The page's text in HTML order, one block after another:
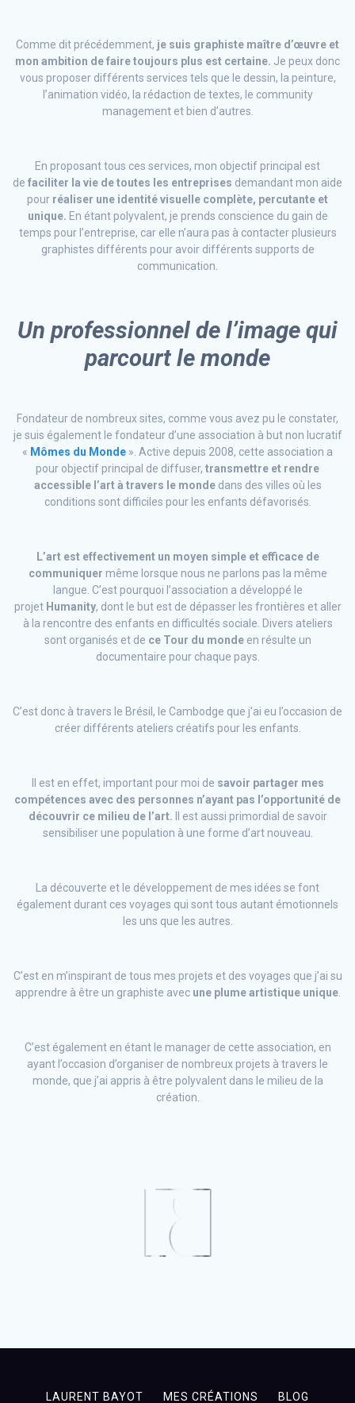
Comme dit précédemment, je suis graphiste maître d’œuvre et
mon ambition de faire toujours plus est certaine. Je peux donc
vous proposer différents services tels que le dessin, la peinture,
l’animation vidéo, la rédaction de textes, le community
management et bien d’autres.
En proposant tous ces services, mon objectif principal est
de faciliter la vie de toutes les entreprises demandant mon aide
pour réaliser une identité visuelle complète, percutante et
unique. En étant polyvalent, je prends conscience du gain de
temps pour l’entreprise, car elle n’aura pas à contacter plusieurs
graphistes différents pour avoir différents supports de
communication.
Un professionnel de l’image qui
parcourt le monde
Fondateur de nombreux sites, comme vous avez pu le constater,
je suis également le fondateur d’une association à but non lucratif
« Mômes du Monde ». Active depuis 2008, cette association a
pour objectif principal de diffuser, transmettre et rendre
accessible l’art à travers le mondedans des villes où les
conditions sont difficiles pour les enfants défavorisés.
L’art est effectivement un moyen simple et efficace de
communiquer même lorsque nous ne parlons pas la même
langue. C’est pourquoi l’association a développé le
projet Humanity, dont le but est de dépasser les frontières et aller
à la rencontre des enfants en difficultés sociale. Divers ateliers
sont organisés et de ce Tour du mondeen résulte un
documentaire pour chaque pays.
C’est donc à travers le Brésil, le Cambodge que j’ai eu l’occasion de
créer différents ateliers créatifs pour les enfants.
Il est en effet, important pour moi de savoir partager mes
compétences avec des personnes n’ayant pas l’opportunité de
découvrir ce milieu de l’art. Il est aussi primordial de savoir
sensibiliser une population à une forme d’art nouveau.
La découverte et le développement de mes idées se font
également durant ces voyages qui sont tous autant émotionnels
les uns que les autres.
C’est en m’inspirant de tous mes projets et des voyages que j’ai su
apprendre à être un graphiste avec une plume artistique unique.
C’est également en étant le manager de cette association, en
ayant l’occasion d’organiser de nombreux projets à travers le
monde, que j’ai appris à être polyvalent dans le milieu de la
création.
LAURENT BAYOT MES CRÉATIONS BLOG